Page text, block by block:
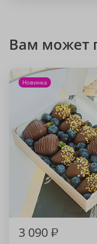
Вам может
Новинка
3 090₽